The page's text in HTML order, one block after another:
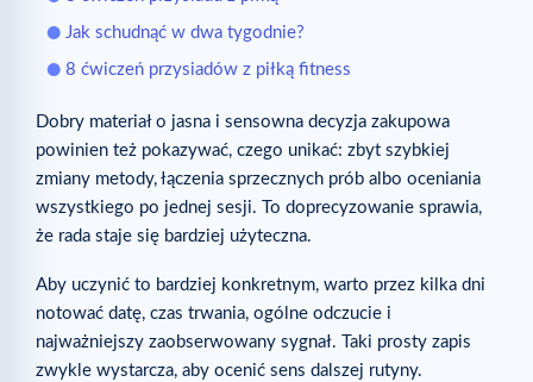
Jak schudnąć w dwa tygodnie?
8 ćwiczeń przysiadów z piłką fitness
Dobry materiał o jasna i sensowna decyzja zakupowa
powinien też pokazywać, czego unikać: zbyt szybkiej
zmiany metody, łączenia sprzecznych prób albo oceniania
wszystkiego po jednej sesji. To doprecyzowanie sprawia,
że rada staje się bardziej użyteczna.
Aby uczynić to bardziej konkretnym, warto przez kilka dni
notować datę, czas trwania, ogólne odczucie i
najważniejszy zaobserwowany sygnał. Taki prosty zapis
zwykle wystarcza, aby ocenić sens dalszej rutyny.